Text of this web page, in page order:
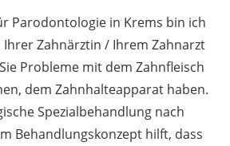
Parodontologie in Krems bin ich
Ihrer Zahnärztin / Ihrem Zahnarzt
Probleme mit dem Zahnfleisch
dem Zahnhalteapparat haben.
Spezialbehandlung nach
Behandlungskonzept hilft, dass